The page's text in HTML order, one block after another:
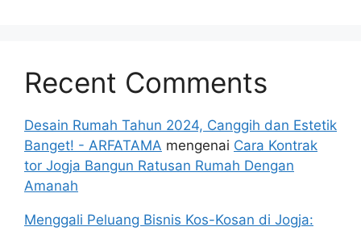
Recent Comments
Desain Rumah Tahun 2024, Canggih dan Estetik
Banget! - ARFATAMA mengenai Cara Kontrak
tor Jogja Bangun Ratusan Rumah Dengan
Amanah
Menggali Peluang Bisnis Kos-Kosan di Jogja: